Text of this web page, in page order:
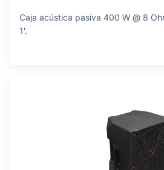
Caja acústica pasiva 400 W @ 8
1'.